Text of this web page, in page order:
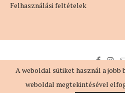
Felhasználási feltételek
A weboldal sütiket használ a jobb
weboldal megtekintésével